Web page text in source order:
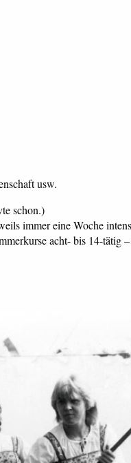
usw.
schon.)
immer eine Woche
acht- bis 14-